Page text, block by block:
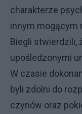
charakterze
innym mogącym
Biegli stwierdzili,
upośledzonymi
W czasie
byli zdolni do
czynów oraz